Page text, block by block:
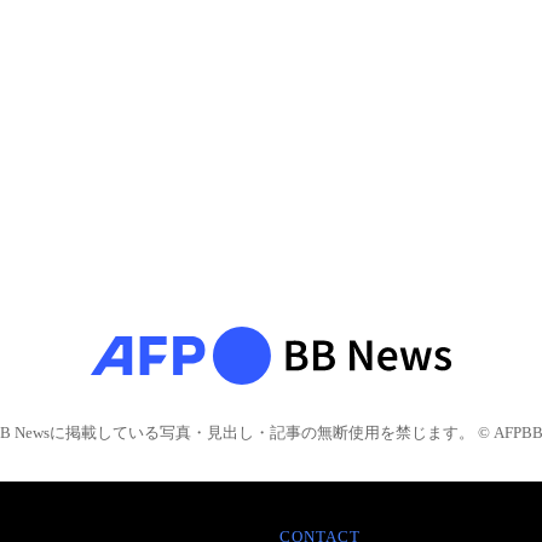
Newsに掲載している写真・見出し・記事の無断使用を禁じます。 © AFPBB
CONTACT